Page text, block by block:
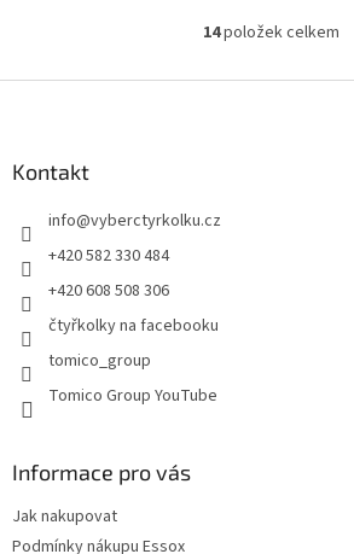
O
l
14položek celkem
Kontakt
info@vyberctyrkolku.cz
+420 582 330 484
+420 608 508 306
čtyřkolky na facebooku
tomico_group
Tomico Group YouTube
Informace pro vás
Jak nakupovat
Podmínky nákupu Essox